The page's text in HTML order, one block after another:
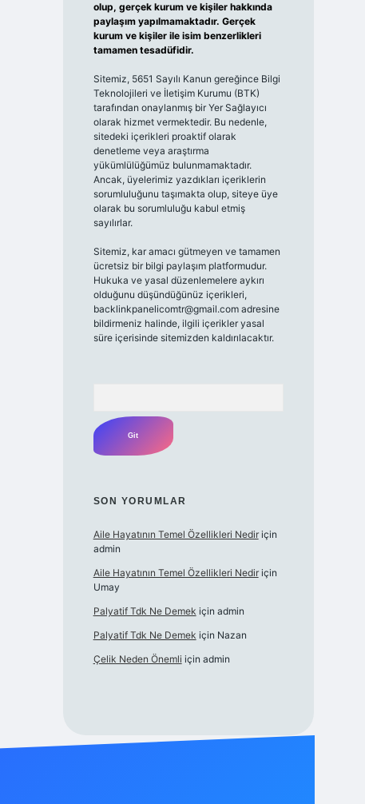
olup, gerçek kurum ve kişiler hakkında
paylaşım yapılmamaktadır. Gerçek
kurum ve kişiler ile isim benzerlikleri
tamamen tesadüfidir.
Sitemiz, 5651 Sayılı Kanun gereğince Bilgi
Teknolojileri ve İletişim Kurumu (BTK)
tarafından onaylanmış bir Yer Sağlayıcı
olarak hizmet vermektedir. Bu nedenle,
sitedeki içerikleri proaktif olarak
denetleme veya araştırma
yükümlülüğümüz bulunmamaktadır.
Ancak, üyelerimiz yazdıkları içeriklerin
sorumluluğunu taşımakta olup, siteye üye
olarak bu sorumluluğu kabul etmiş
sayılırlar.
Sitemiz, kar amacı gütmeyen ve tamamen
ücretsiz bir bilgi paylaşım platformudur.
Hukuka ve yasal düzenlemelere aykırı
olduğunu düşündüğünüz içerikleri,
backlinkpanelicomtr@gmail.comadresine
bildirmeniz halinde, ilgili içerikler yasal
süre içerisinde sitemizden kaldırılacaktır.
SON YORUMLAR
Aile Hayatının Temel Özellikleri Nediriçin
admin
Aile Hayatının Temel Özellikleri Nediriçin
Umay
Palyatif Tdk Ne Demek için admin
Palyatif Tdk Ne Demek için Nazan
Çelik Neden Önemli için admin